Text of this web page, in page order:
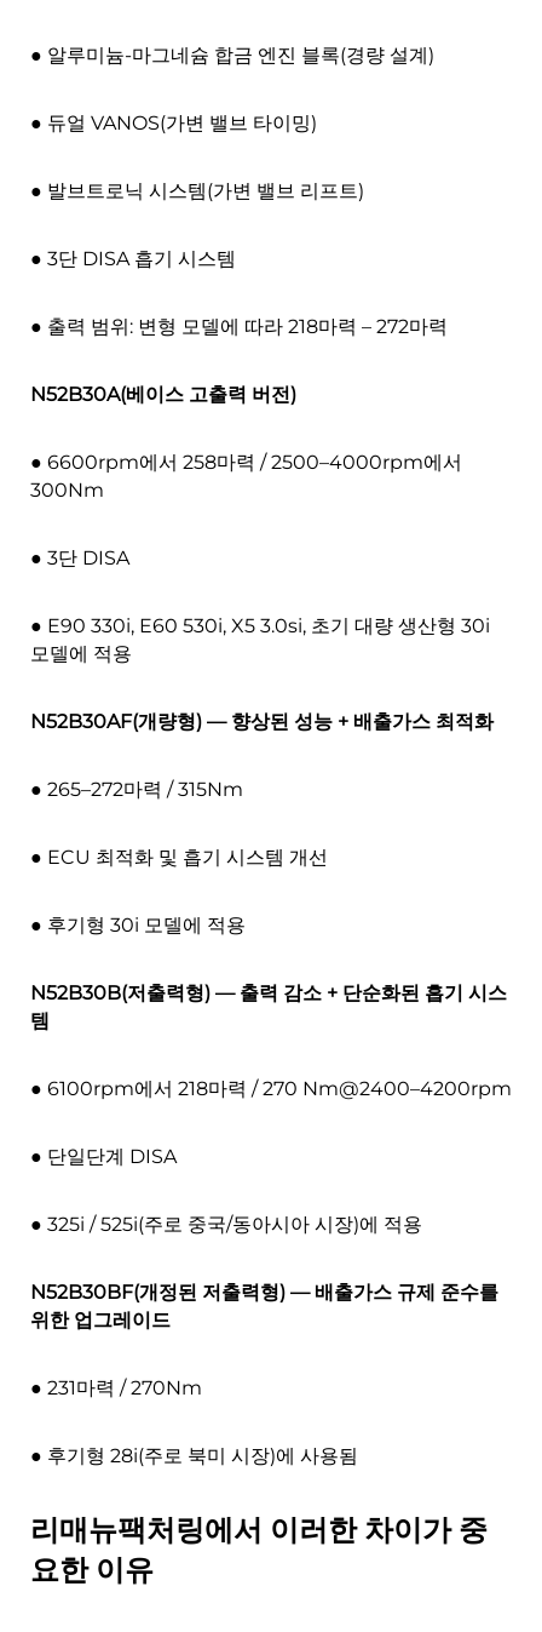
● 알루미늄-마그네슘 합금 엔진 블록(경량 설계)
● 듀얼 VANOS(가변 밸브 타이밍)
● 발브트로닉 시스템(가변 밸브 리프트)
● 3단 DISA 흡기 시스템
● 출력 범위: 변형 모델에 따라 218마력 – 272마력
N52B30A(베이스 고출력 버전)
● 6600rpm에서 258마력 / 2500–4000rpm에서
300Nm
● 3단 DISA
● E90 330i, E60 530i, X5 3.0si, 초기 대량 생산형 30i
모델에 적용
N52B30AF(개량형) — 향상된 성능 + 배출가스 최적화
● 265–272마력 / 315Nm
● ECU 최적화 및 흡기 시스템 개선
● 후기형 30i 모델에 적용
N52B30B(저출력형) — 출력 감소 + 단순화된 흡기 시스
템
● 6100rpm에서 218마력 / 270 Nm@2400–4200rpm
● 단일단계 DISA
● 325i / 525i(주로 중국/동아시아 시장)에 적용
N52B30BF(개정된 저출력형) — 배출가스 규제 준수를
위한 업그레이드
● 231마력 / 270Nm
● 후기형 28i(주로 북미 시장)에 사용됨
리매뉴팩처링에서 이러한 차이가 중
요한 이유